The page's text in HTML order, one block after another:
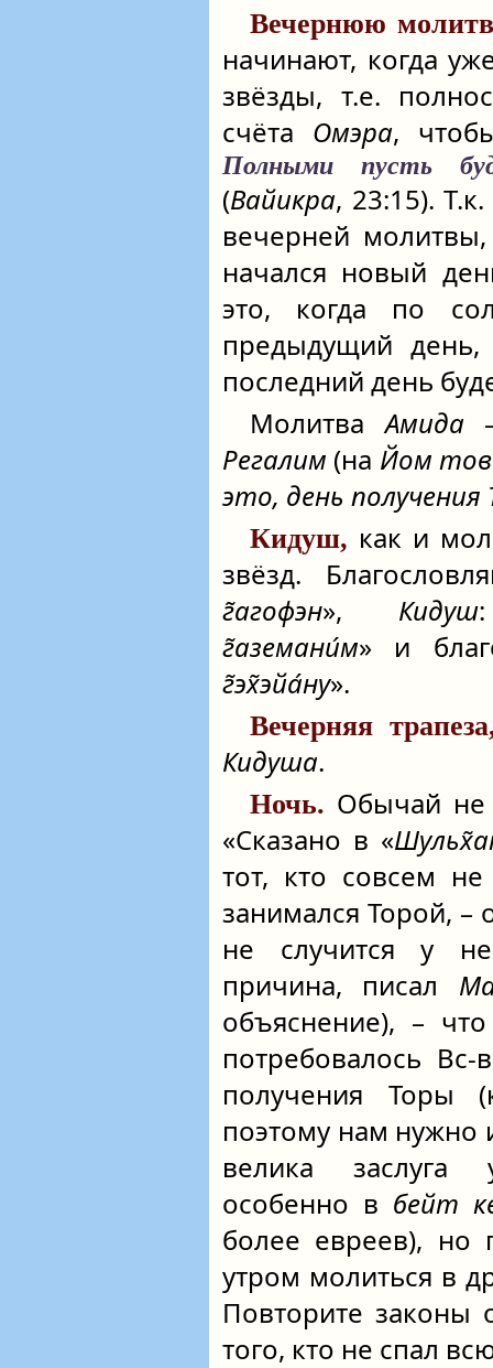
Вечернюю
начинают, когда
звёзды, т.е.
счёта Омэра,
Полными пусть
(Вайикра, 23:15).
вечерней
начался новый
это, когда по
предыдущий
последний день
МолитваАмида
Регалим (на Йом тов
это, день
Кидуш, как и
звёзд.
г̃агофэн», Кидуш
г̃аземани́м» и
г̃эх̃эйа́ну».
Вечерняя
Кидуша.
Ночь. Обычай не
«Сказано в «
тот, кто совсем
занимался Торой,
не случится у
причина, писал
объяснение), –
потребовалось
получения Торы
поэтому нам нужно
велика заслуга
особенно в бейт
более евреев), но
утром молиться в
Повторите законы
того, кто не спал